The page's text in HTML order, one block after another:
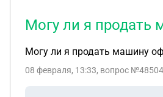
Могу ли я продать
Могу ли я продать машину
08 февраля, 13:33, вопрос